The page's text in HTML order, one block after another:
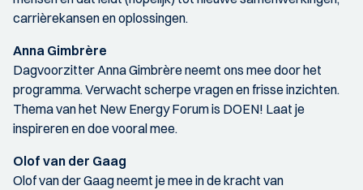
carrièrekansen en oplossingen.
Anna Gimbrère
Dagvoorzitter Anna Gimbrère neemt ons mee door het
programma. Verwacht scherpe vragen en frisse inzichten.
Thema van het New Energy Forum is DOEN! Laat je
inspireren en doe vooral mee.
Olof van der Gaag
Olof van der Gaag neemt je mee in de kracht van